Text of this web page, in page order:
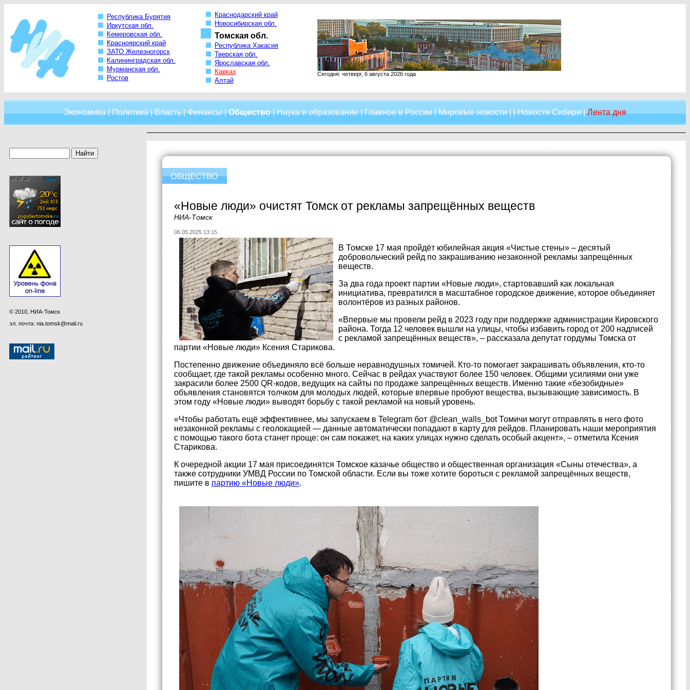
Республика Бурятия
Иркутская обл.
Кемеровская обл.
Красноярский край
ЗАТО Железногорск
Калининградская обл.
Мурманская обл.
Ростов
Краснодарский край
Новосибирская обл.
Томская обл.
Республика Хакасия
Тверская обл.
Ярославская обл.
Кавказ
Алтай
Сегодня: четверг, 6 августа 2026 года
Экономика|Политика|Власть|Финансы|Общество|Наука и образование|Главное в России|Мировые новости| |Новости Сибири|Лента дня
© 2010, НИА-Томск
эл. почта: nia.tomsk@mail.ru
«Новые люди» очистят Томск от рекламы запрещённых веществ
НИА-Томск
06.05.2025 13:15
В Томске 17 мая пройдёт юбилейная акция «Чистые стены» – десятый
добровольческий рейд по закрашиванию незаконной рекламы запрещённых
веществ.
За два года проект партии «Новые люди», стартовавший как локальная
инициатива, превратился в масштабное городское движение, которое объединяет
волонтёров из разных районов.
«Впервые мы провели рейд в 2023 году при поддержке администрации Кировского
района. Тогда 12 человек вышли на улицы, чтобы избавить город от 200 надписей
с рекламой запрещённых веществ», – рассказала депутат гордумы Томска от
партии «Новые люди» Ксения Старикова.
Постепенно движение объединяло всё больше неравнодушных томичей. Кто-то помогает закрашивать объявления, кто-то
сообщает, где такой рекламы особенно много. Сейчас в рейдах участвуют более 150 человек. Общими усилиями они уже
закрасили более 2500 QR-кодов, ведущих на сайты по продаже запрещённых веществ. Именно такие «безобидные»
объявления становятся толчком для молодых людей, которые впервые пробуют вещества, вызывающие зависимость. В
этом году «Новые люди» выводят борьбу с такой рекламой на новый уровень.
«Чтобы работать ещё эффективнее, мы запускаем в Telegram бот @clean_walls_bot Томичи могут отправлять в него фото
незаконной рекламы с геолокацией — данные автоматически попадают в карту для рейдов. Планировать наши мероприятия
с помощью такого бота станет проще: он сам покажет, на каких улицах нужно сделать особый акцент», – отметила Ксения
Старикова.
К очередной акции 17 мая присоединятся Томское казачье общество и общественная организация «Сыны отечества», а
также сотрудники УМВД России по Томской области. Если вы тоже хотите бороться с рекламой запрещённых веществ,
пишите в партию «Новые люди».